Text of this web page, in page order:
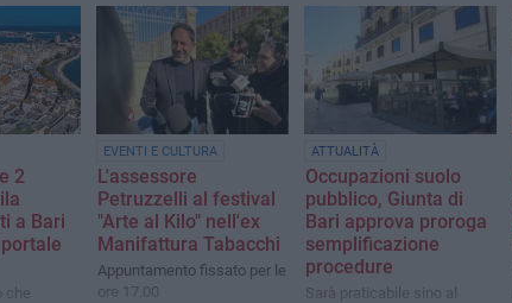
nella
2
a Bari
che
EVENTI E CULTURA
L'assessore
Petruzzelli al festival
"Arte al Kilo" nell'ex
Manifattura Tabacchi
Appuntamento fissato per le
ore 17.00
ATTUALITÀ
Occupazioni suolo
pubblico, Giunta di
Bari approva proroga
semplificazione
procedure
Sarà praticabile sino al